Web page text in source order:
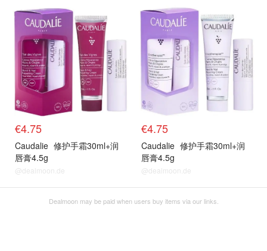
€4.75
Caudalie 修护手霜30ml+润
唇膏4.5g
@dealmoon.de
€4.75
Caudalie 修护手霜30ml+润
唇膏4.5g
@dealmoon.de
Dealmoon may be paid when users buy items via our links.